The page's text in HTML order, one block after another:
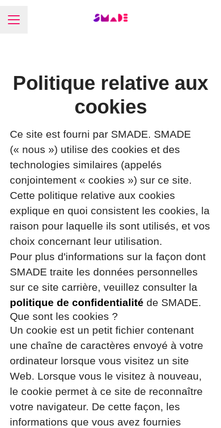
Menu carrière
Politique relative aux
cookies
Ce site est fourni par SMADE. SMADE
(« nous ») utilise des cookies et des
technologies similaires (appelés
conjointement « cookies ») sur ce site.
Cette politique relative aux cookies
explique en quoi consistent les cookies, la
raison pour laquelle ils sont utilisés, et vos
choix concernant leur utilisation.
Pour plus d'informations sur la façon dont
SMADE traite les données personnelles
sur ce site carrière, veuillez consulter la
politique de confidentialité de SMADE.
Que sont les cookies ?
Un cookie est un petit fichier contenant
une chaîne de caractères envoyé à votre
ordinateur lorsque vous visitez un site
Web. Lorsque vous le visitez à nouveau,
le cookie permet à ce site de reconnaître
votre navigateur. De cette façon, les
informations que vous avez fournies